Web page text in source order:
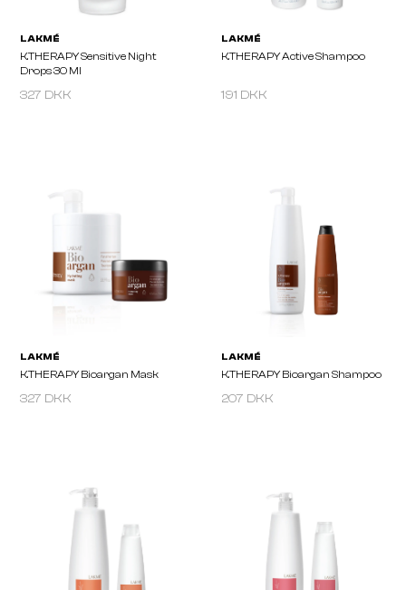
K.THERAPY Repair Gel 30 Ml
Concentrate 8U X 8ml
327 DKK 191 DKK
327 DKK 207 DKK